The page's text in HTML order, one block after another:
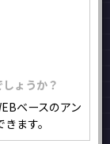
ょうか？
ベースのアン
ます。